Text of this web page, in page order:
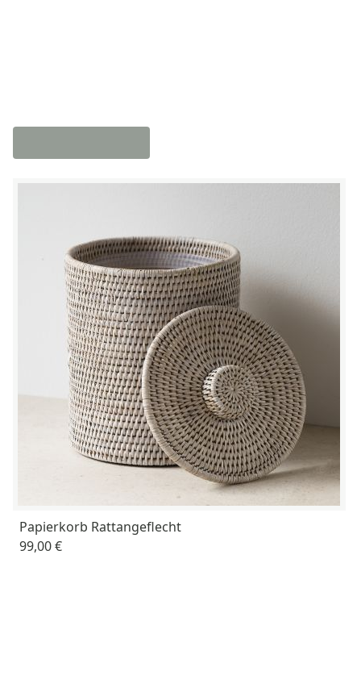
Papierkorb Rattangeflecht
99,00 €